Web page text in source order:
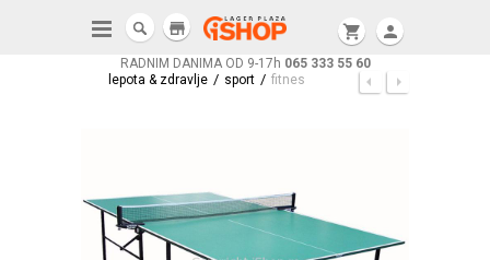
RADNIM DANIMA OD 9-17h 065 333 55 60
shopping_cart person
store
lepota & zdravlje / sport / fitnes